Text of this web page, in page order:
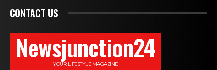
CONTACT US
Newsjunction24
YOUR LIFESTYLE MAGAZINE